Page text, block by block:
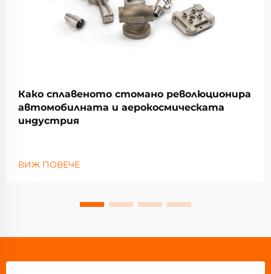
Како сплавеното стомано революционира
автомобилната и аерокосмическата
индустрия
ВИЖ ПОВЕЧЕ